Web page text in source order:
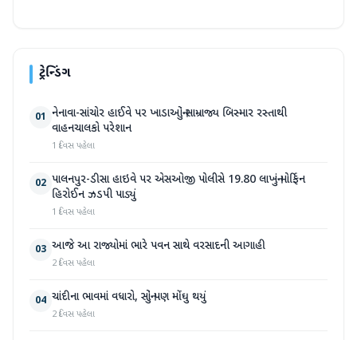
ટ્રેન્ડિંગ
01 નેનાવા-સાંચોર હાઈવે પર ખાડાઓનું સામ્રાજ્ય બિસ્માર રસ્તાથી
વાહનચાલકો પરેશાન
1 દિવસ પહેલા
02 પાલનપુર-ડીસા હાઇવે પર એસઓજી પોલીસે 19.80 લાખનું મોર્ફિન
હિરોઈન ઝડપી પાડ્યું
1 દિવસ પહેલા
03 આજે આ રાજ્યોમાં ભારે પવન સાથે વરસાદની આગાહી
2 દિવસ પહેલા
04 ચાંદીના ભાવમાં વધારો, સોનું પણ મોંઘુ થયું
2 દિવસ પહેલા